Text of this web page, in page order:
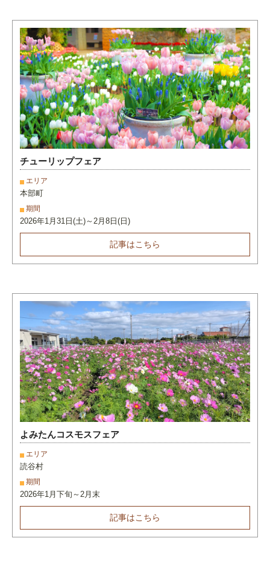
チューリップフェア
エリア
本部町
期間
2026年1月31日(土)～2月8日(日)
記事はこちら
よみたんコスモスフェア
エリア
読谷村
期間
2026年1月下旬～2月末
記事はこちら